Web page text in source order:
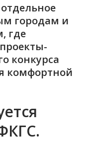
отдельное
городам и
где
конкурса
комфортной